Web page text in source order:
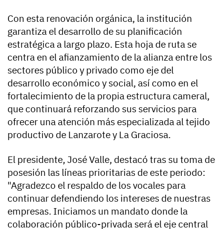
Con esta renovación orgánica, la institución
garantiza el desarrollo de su planificación
estratégica a largo plazo. Esta hoja de ruta se
centra en el afianzamiento de la alianza entre los
sectores público y privado como eje del
desarrollo económico y social, así como en el
fortalecimiento de la propia estructura cameral,
que continuará reforzando sus servicios para
ofrecer una atención más especializada al tejido
productivo de Lanzarote y La Graciosa.
El presidente, José Valle, destacó tras su toma de
posesión las líneas prioritarias de este periodo:
"Agradezco el respaldo de los vocales para
continuar defendiendo los intereses de nuestras
empresas. Iniciamos un mandato donde la
colaboración público-privada será el eje central